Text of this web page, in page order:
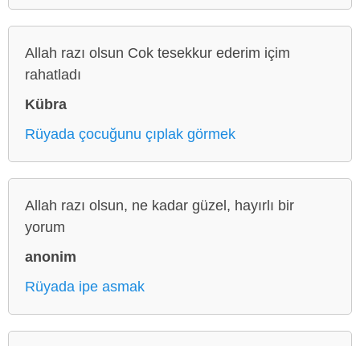
Allah razı olsun Cok tesekkur ederim içim
rahatladı
Kübra
Rüyada çocuğunu çıplak görmek
Allah razı olsun, ne kadar güzel, hayırlı bir
yorum
anonim
Rüyada ipe asmak